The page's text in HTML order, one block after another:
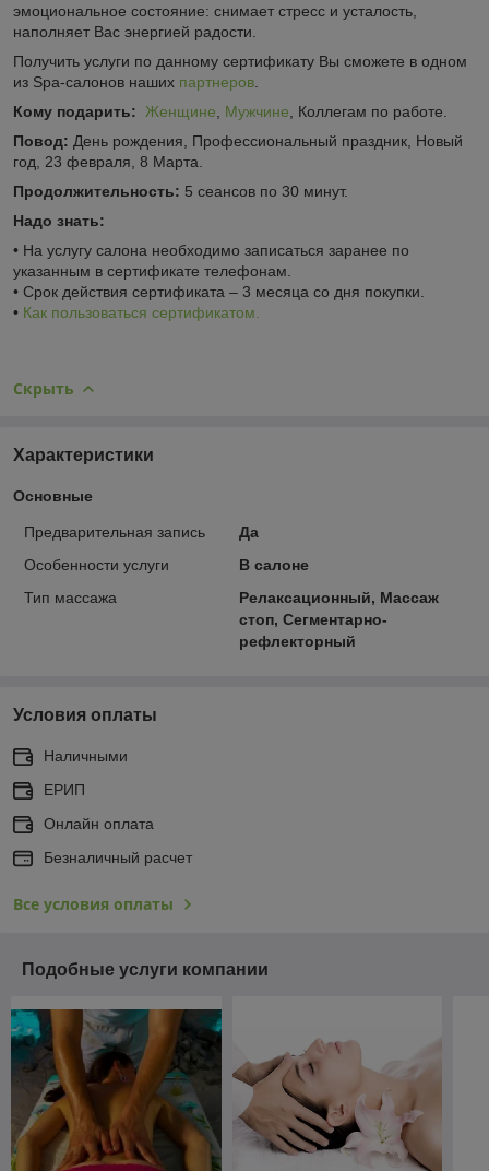
эмоциональное состояние: снимает стресс и усталость,
наполняет Вас энергией радости.
Получить услуги по данному сертификату Вы сможете в одном
из Spa-салонов наших партнеров
Кому подарить:
Женщине Мужчине , Коллегам по работе.
Повод: День рождения, Профессиональный праздник, Новый
год, 23 февраля, 8 Марта.
Продолжительность: 5 сеансов по 30 минут.
Надо знать:
• На услугу салона необходимо записаться заранее по
указанным в сертификате телефонам.
• Срок действия сертификата – 3 месяца со дня покупки.
• Как пользоваться сертификатом.
Скрыть
Характеристики
Основные
Предварительная запись
Да
Особенности услуги
В салоне
Тип массажа
Релаксационный, Массаж
стоп, Сегментарно-
рефлекторный
Условия оплаты
Наличными
ЕРИП
Онлайн оплата
Безналичный расчет
Все условия оплаты
Подобные услуги компании